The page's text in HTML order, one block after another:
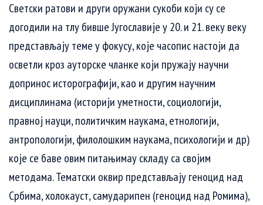
Светски ратови и други оружани сукоби који су се
догодили на тлу бивше Југославије у 20. и 21. веку веку
представљају теме у фокусу, које часопис настоји да
осветли кроз ауторске чланке који пружају научни
допринос исторографији, као и другим научним
дисциплинама (историји уметности, социологији,
правној науци, политичким наукама, етнологији,
антропологији, филолошким наукама, психологији и др)
које се баве овим питањимау складу са својим
методама. Тематски оквир представљају геноцид над
Србима, холокауст, самударипен (геноцид над Ромима),